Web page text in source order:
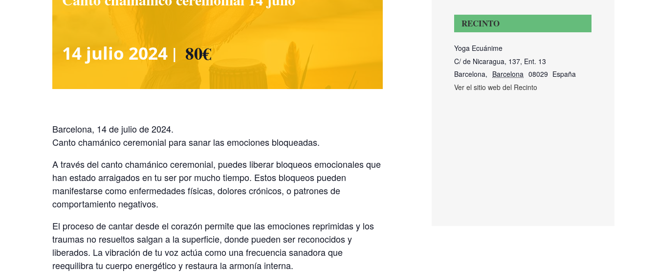
14 julio 2024 | 80€
Barcelona, 14 de julio de 2024.
Canto chamánico ceremonial para sanar las emociones bloqueadas.
A través del canto chamánico ceremonial, puedes liberar bloqueos emocionales que
han estado arraigados en tu ser por mucho tiempo. Estos bloqueos pueden
manifestarse como enfermedades físicas, dolores crónicos, o patrones de
comportamiento negativos.
El proceso de cantar desde el corazón permite que las emociones reprimidas y los
traumas no resueltos salgan a la superficie, donde pueden ser reconocidos y
liberados. La vibración de tu voz actúa como una frecuencia sanadora que
reequilibra tu cuerpo energético y restaura la armonía interna.
RECINTO
Yoga Ecuánime
C/ de Nicaragua, 137, Ent. 13
Barcelona, Barcelona 08029 España
Ver el sitio web del Recinto